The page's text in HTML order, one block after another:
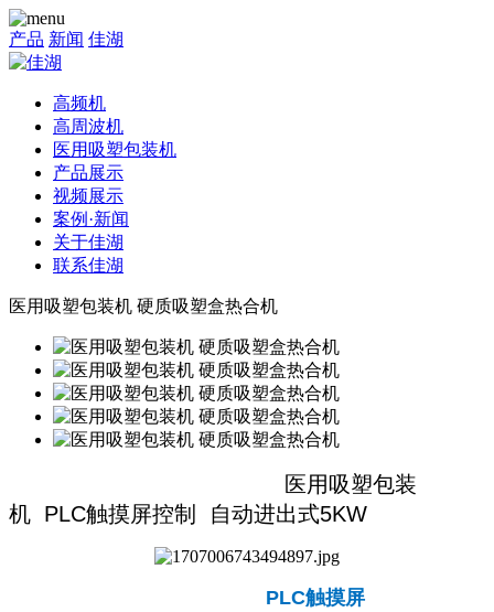
产品 新闻 佳湖
高频机
高周波机
医用吸塑包装机
产品展示
视频展示
案例·新闻
关于佳湖
联系佳湖
医用吸塑包装机 硬质吸塑盒热合机
医用吸塑包装
机 PLC触摸屏控制 自动进出式5KW
PLC触摸屏